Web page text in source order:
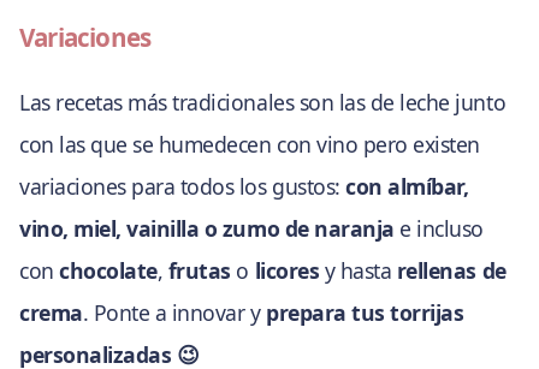
Variaciones
Las recetas más tradicionales son las de leche junto
con las que se humedecen con vino pero existen
variaciones para todos los gustos:con almíbar,
vino, miel, vainilla o zumo de naranja e incluso
conchocolate, frutas o licores y hasta rellenas de
crema. Ponte a innovar y prepara tus torrijas
personalizadas 😉